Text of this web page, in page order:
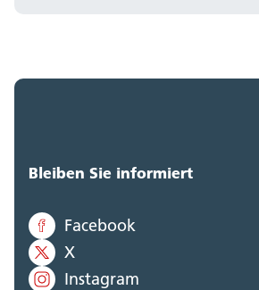
Bleiben Sie informiert
Facebook
X
Instagram